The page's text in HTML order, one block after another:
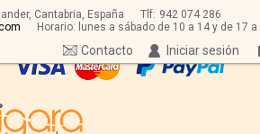
Cantabria, España Tlf: 942 074 286
Horario: lunes a sábado de 10 a 14 y de 17 a
Iniciar sesión
Contacto